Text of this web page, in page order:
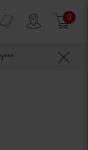
einblenden
0